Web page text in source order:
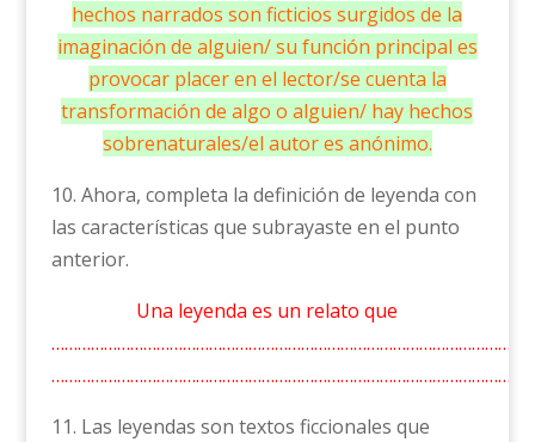
hechos narrados son ficticios surgidos de la
imaginación de alguien/ su función principal es
provocar placer en el lector/se cuenta la
transformación de algo o alguien/ hay hechos
sobrenaturales/el autor es anónimo.
10. Ahora, completa la definición de leyenda con
las características que subrayaste en el punto
anterior.
Una leyenda es un relato que
11. Las leyendas son textos ficcionales que